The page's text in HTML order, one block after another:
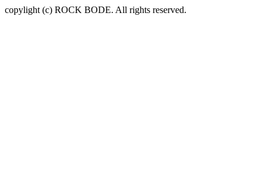
copylight (c) ROCK BODE. All rights reserved.